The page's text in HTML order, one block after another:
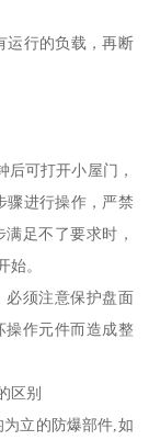
运行的负载，再断
后可打开小屋门，
骤进行操作，严禁
足不了要求时，
始。
必须注意保护盘面
操作元件而造成整
区别
立的防爆部件,如